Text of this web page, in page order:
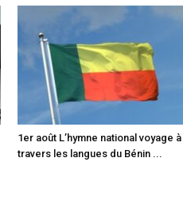
1er août L’hymne national voyage à
travers les langues du Bénin ...